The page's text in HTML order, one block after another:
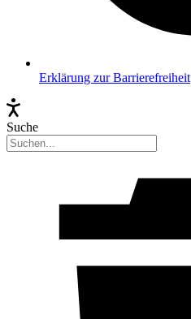
Erklärung zur Barrierefreiheit
Suche